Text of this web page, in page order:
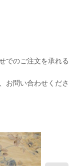
でのご注文を承れる
お問い合わせくださ